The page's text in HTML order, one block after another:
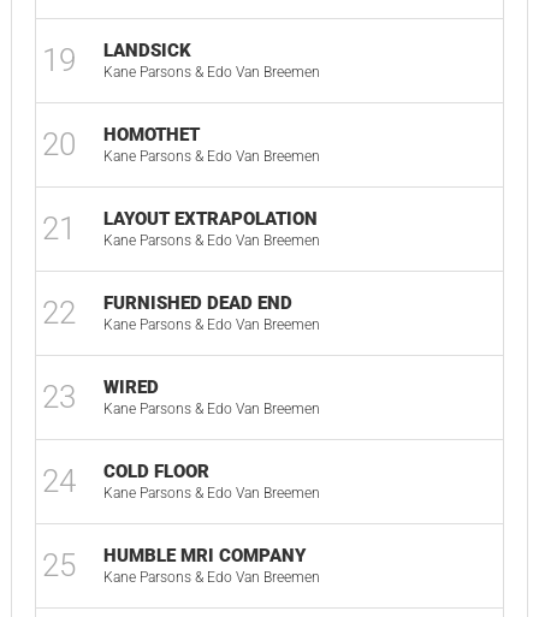
19 LANDSICK
Kane Parsons & Edo Van Breemen
20 HOMOTHET
Kane Parsons & Edo Van Breemen
21 LAYOUT EXTRAPOLATION
Kane Parsons & Edo Van Breemen
22 FURNISHED DEAD END
Kane Parsons & Edo Van Breemen
23 WIRED
Kane Parsons & Edo Van Breemen
24 COLD FLOOR
Kane Parsons & Edo Van Breemen
25 HUMBLE MRI COMPANY
Kane Parsons & Edo Van Breemen